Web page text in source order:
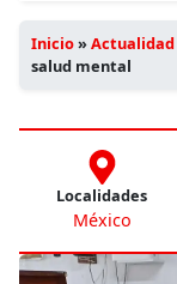
Inicio»Actualidad
salud mental
Localidades
México